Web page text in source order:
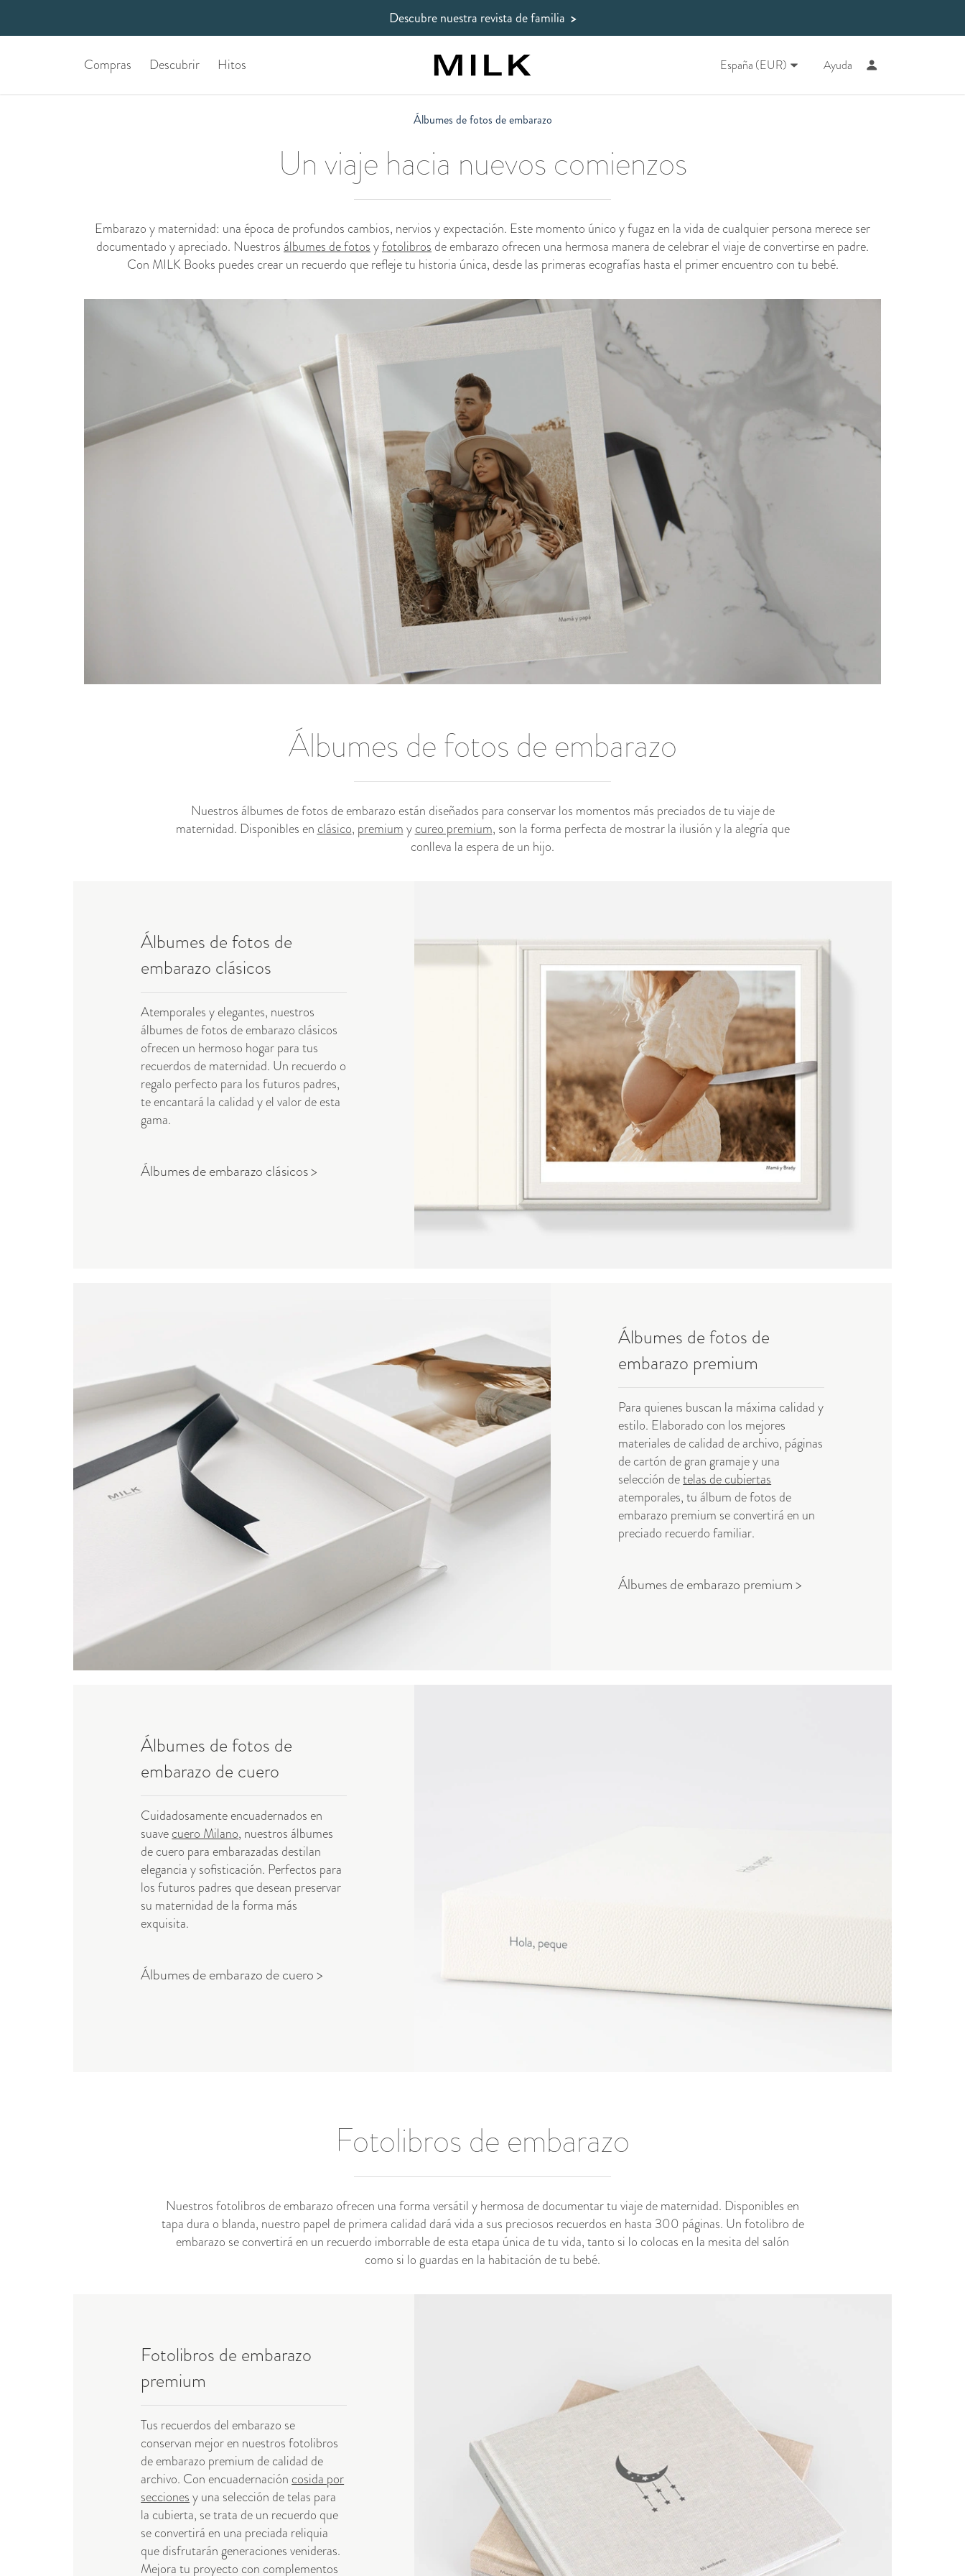
Descubre nuestra revista de familia >
Compras Descubrir Hitos España (EUR) Ayuda
Álbumes de fotos de embarazo
Un viaje hacia nuevos comienzos
Embarazo y maternidad: una época de profundos cambios, nervios y expectación. Este momento único y fugaz en la vida de cualquier persona merece ser
documentado y apreciado. Nuestrosálbumes de fotosyfotolibros de embarazo ofrecen una hermosa manera de celebrar el viaje de convertirse en padre.
Con MILK Books puedes crear un recuerdo que refleje tu historia única, desde las primeras ecografías hasta el primer encuentro con tu bebé.
Álbumes de fotos de embarazo
Nuestros álbumes de fotos de embarazo están diseñados para conservar los momentos más preciados de tu viaje de
maternidad. Disponibles en clásico, premiumycureo premium, son la forma perfecta de mostrar la ilusión y la alegría que
conlleva la espera de un hijo.
Álbumes de fotos de
embarazo clásicos
Atemporales y elegantes, nuestros
álbumes de fotos de embarazo clásicos
ofrecen un hermoso hogar para tus
recuerdos de maternidad. Un recuerdo o
regalo perfecto para los futuros padres,
te encantará la calidad y el valor de esta
gama.
Álbumes de embarazo clásicos >
Álbumes de fotos de
embarazo premium
Para quienes buscan la máxima calidad y
estilo. Elaborado con los mejores
materiales de calidad de archivo, páginas
de cartón de gran gramaje y una
selección detelas de cubiertas
atemporales, tu álbum de fotos de
embarazo premium se convertirá en un
preciado recuerdo familiar.
Álbumes de embarazo premium >
Álbumes de fotos de
embarazo de cuero
Cuidadosamente encuadernados en
suavecuero Milano, nuestros álbumes
de cuero para embarazadas destilan
elegancia y sofisticación. Perfectos para
los futuros padres que desean preservar
su maternidad de la forma más
exquisita.
Álbumes de embarazo de cuero >
Fotolibros de embarazo
Nuestros fotolibros de embarazo ofrecen una forma versátil y hermosa de documentar tu viaje de maternidad. Disponibles en
tapa dura o blanda, nuestro papel de primera calidad dará vida a sus preciosos recuerdos en hasta 300 páginas. Un fotolibro de
embarazo se convertirá en un recuerdo imborrable de esta etapa única de tu vida, tanto si lo colocas en la mesita del salón
como si lo guardas en la habitación de tu bebé.
Fotolibros de embarazo
premium
Tus recuerdos del embarazo se
conservan mejor en nuestros fotolibros
de embarazo premium de calidad de
archivo. Con encuadernacióncosida por
seccionesy una selección de telas para
la cubierta, se trata de un recuerdo que
se convertirá en una preciada reliquia
que disfrutarán generaciones venideras.
Mejora tu proyecto con complementos